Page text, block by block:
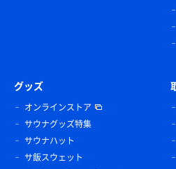
グッズ
オンラインストア
サウナグッズ特集
サウナハット
サ飯スウェット